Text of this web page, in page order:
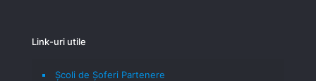
Link-uri utile
Școli de Șoferi Partenere